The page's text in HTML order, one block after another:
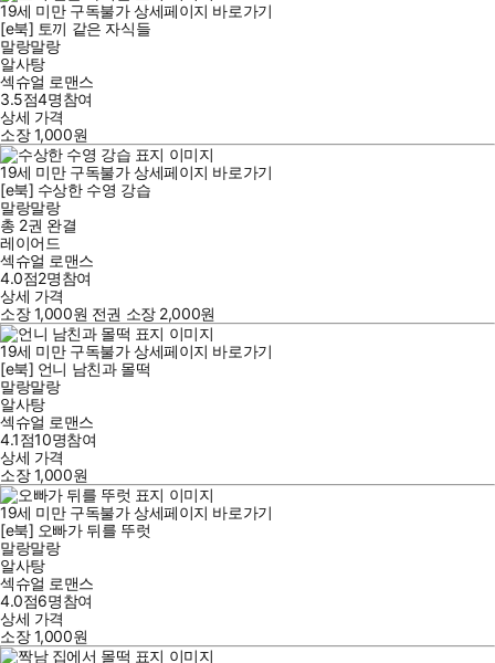
19세 미만 구독불가 상세페이지 바로가기
[e북] 토끼 같은 자식들
말랑말랑
알사탕
섹슈얼 로맨스
3.5점4명참여
상세 가격
소장1,000원
19세 미만 구독불가 상세페이지 바로가기
[e북] 수상한 수영 강습
말랑말랑
총 2권 완결
레이어드
섹슈얼 로맨스
4.0점2명참여
상세 가격
소장1,000원 전권 소장 2,000원
19세 미만 구독불가 상세페이지 바로가기
[e북] 언니 남친과 몰떡
말랑말랑
알사탕
섹슈얼 로맨스
4.1점10명참여
상세 가격
소장1,000원
19세 미만 구독불가 상세페이지 바로가기
[e북] 오빠가 뒤를 뚜럿
말랑말랑
알사탕
섹슈얼 로맨스
4.0점6명참여
상세 가격
소장1,000원